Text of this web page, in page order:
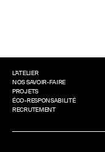
L’ATELIER
NOS SAVOIR-FAIRE
PROJETS
ÉCO-RESPONSABILITÉ
RECRUTEMENT